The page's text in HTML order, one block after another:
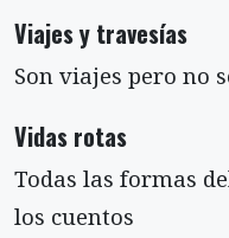
Viajes y travesías
Son viajes pero no
Vidas rotas
Todas las formas
los cuentos